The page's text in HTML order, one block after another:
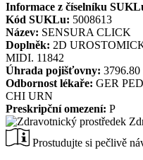
Informace z číselníku
Kód SUKLu: 5008613
Název: SENSURA CLICK
Doplněk: 2D
MIDI. 11842
Úhrada pojišťovny: 3796.80
Odbornost lékaře: GER PED
CHI URN
Preskripční omezení: P
Prostudujte si pečlivě